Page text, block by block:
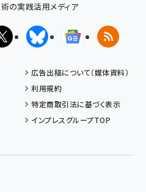
の実践活用メディア
X(エックス)BlueskyGoogleニュ
RSS
広告出稿について（媒体資料）
利用規約
特定商取引法に基づく表示
インプレスグループTOP